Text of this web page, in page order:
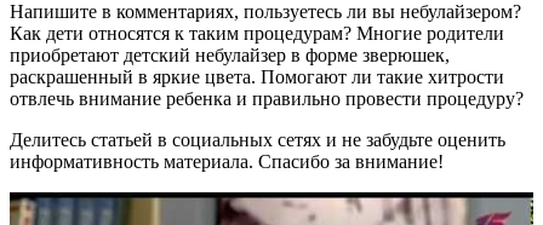
Напишите в комментариях, пользуетесь ли вы небулайзером?
Как дети относятся к таким процедурам? Многие родители
приобретают детский небулайзер в форме зверюшек,
раскрашенный в яркие цвета. Помогают ли такие хитрости
отвлечь внимание ребенка и правильно провести процедуру?
Делитесь статьей в социальных сетях и не забудьте оценить
информативность материала. Спасибо за внимание!